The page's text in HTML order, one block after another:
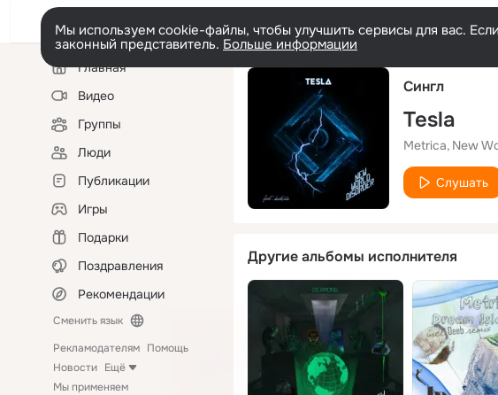
Мы используем cookie-файлы, чтобы улучшить сервисы для вас.
законный представитель. Больше информации
Левая
колонкаГлавная
Видео
Группы
Люди
Публикации
Игры
Подарки
Поздравления
Рекомендации
Сменить язык
Рекламодателям Помощь
Новости Ещё
Мы применяем
Сингл
Tesla
Metrica New
Слушать
Другие альбомы исполнителя